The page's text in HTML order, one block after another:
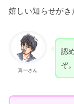
嬉しい知らせがき
真一さん
認
ぞ。